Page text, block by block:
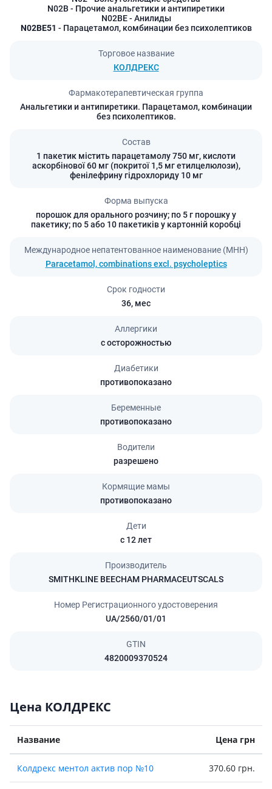
N02B - Прочие анальгетики и антипиретики
N02BE- Анилиды
N02BE51 - Парацетамол, комбинации без психолептиков
Торговое название
КОЛДРЕКС
Фармакотерапевтическая группа
Анальгетики и антипиретики. Парацетамол, комбинации
без психолептиков.
Состав
1 пакетик містить парацетамолу 750 мг, кислоти
аскорбінової 60 мг (покритої 1,5 мг етилцелюлози),
фенілефрину гідрохлориду 10 мг
Форма выпуска
порошок для орального розчину; по 5 г порошку у
пакетику; по 5 або 10 пакетиків у картонній коробці
Международное непатентованное наименование (МНН)
Paracetamol, combinations excl. psycholeptics
Срок годности
36, мес
Аллергики
с осторожностью
Диабетики
противопоказано
Беременные
противопоказано
Водители
разрешено
Кормящие мамы
противопоказано
Дети
с 12 лет
Производитель
SMITHKLINE BEECHAM PHARMACEUTSCALS
Номер Регистрационного удостоверения
UA/2560/01/01
GTIN
4820009370524
Цена КОЛДРЕКС
Название Цена грн
Колдрекс ментол актив пор №10 370.60 грн.